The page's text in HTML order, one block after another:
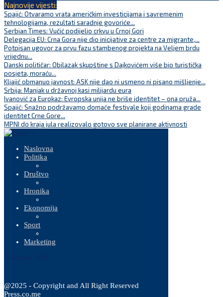
Najnovije vijesti:
Spajić: Otvaramo vrata američkim investicijama i savremenim
tehnologijama, rezultati saradnje govoriće...
Serbian Times: Vučić podijelio crkvu u Crnoj Gori
Delegacija EU: Crna Gora nije dio inicijative za centre za migrante,...
Potpisan ugovor za prvu fazu stambenog projekta na Veljem brdu
vrijednu...
Danski političar: Obilazak skupštine s Dajkovićem više bio turistička
posjeta, moraću...
Kljajić obmanuo javnost: ASK nije dao ni usmeno ni pisano mišljenje...
Srbija: Manjak u državnoj kasi milijardu eura
Ivanović za Eurokaz: Evropska unija ne briše identitet – ona pruža...
Spajić: Snažno podržavamo domaće festivale koji godinama grade
identitet Crne Gore...
MPNI do kraja jula realizovalo gotovo sve planirane aktivnosti
Naslovna
Politika
Društvo
Hronika
Ekonomija
Sport
Marketing
@2025 - Copyright and All Right Reserved
Press.co.me